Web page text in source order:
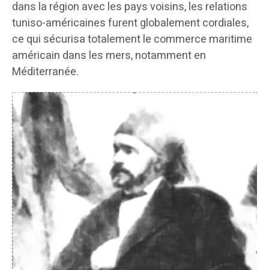
dans la région avec les pays voisins, les relations
tuniso-américaines furent globalement cordiales,
ce qui sécurisa totalement le commerce maritime
américain dans les mers, notamment en
Méditerranée.